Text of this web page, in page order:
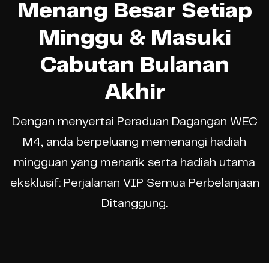
Menang Besar Setiap
Minggu & Masuki
Cabutan Bulanan
Akhir
Dengan menyertai Peraduan Dagangan WEC
M4, anda berpeluang memenangi hadiah
mingguan yang menarik serta hadiah utama
eksklusif: Perjalanan VIP Semua Perbelanjaan
Ditanggung.